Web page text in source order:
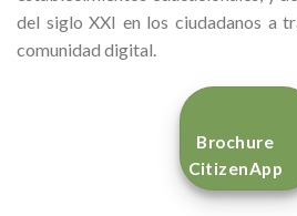
del siglo XXI en los ciudadanos a
comunidad digital.
Brochure
CitizenApp